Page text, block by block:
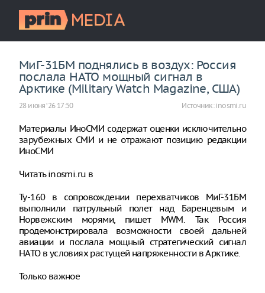
МиГ-31БМ поднялись в воздух: Россия
послала НАТО мощный сигнал в
Арктике (Military Watch Magazine, США)
28 июня ‘26 17:50 Источник:inosmi.ru
Материалы ИноСМИ содержат оценки исключительно
зарубежных СМИ и не отражают позицию редакции
ИноСМИ
Читать inosmi.ru в
Ту-160 в сопровождении перехватчиков МиГ-31БМ
выполнили патрульный полет над Баренцевым и
Норвежским морями, пишет MWM. Так Россия
продемонстрировала возможности своей дальней
авиации и послала мощный стратегический сигнал
НАТО в условиях растущей напряженности в Арктике.
Только важное